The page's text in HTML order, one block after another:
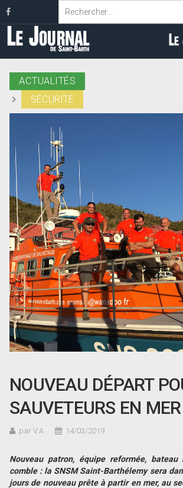
ACTUALITÉS
SÉCURITÉ
NOUVEAU DÉPART
SAUVETEURS EN MER
par V.A 14/03/2019
Nouveau patron, équipe reformée,
comble : la SNSM Saint-Barthélemy sera
jours de nouveau prête à partir en mer, au